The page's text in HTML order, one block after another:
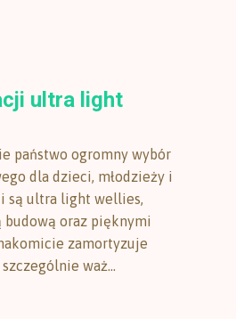
ultra light
państwo ogromny wybór
dla dzieci, młodzieży i
są ultra light wellies,
oraz pięknymi
zamortyzuje
waż...